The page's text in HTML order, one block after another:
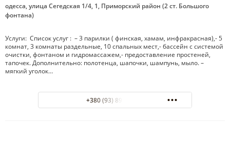
одесса, улица Сегедская 1/4, 1, Приморский район (2 ст. Большого
фонтана)
Услуги: Список услуг : – 3 парилки ( финская, хамам, инфракрасная),- 5
комнат, 3 комнаты раздельные, 10 спальных мест,- бассейн с системой
очистки, фонтаном и гидромассажем,- предоставление простеней,
тапочек. Дополнительно: полотенца, шапочки, шампунь, мыло. –
мягкий уголок…
+380 (93) 891-96-81